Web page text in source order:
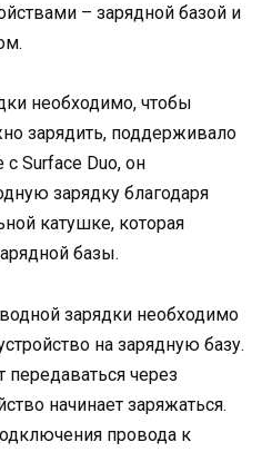
– зарядной базой и
необходимо, чтобы
зарядить, поддерживало
с Surface Duo, он
зарядку благодаря
катушке, которая
базы.
зарядки необходимо
на зарядную базу.
передаваться через
начинает заряжаться.
провода к